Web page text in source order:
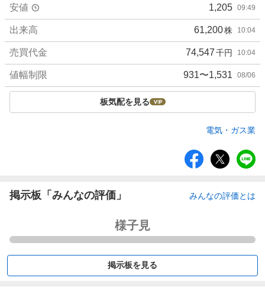
安値 1,205 09:49
出来高 61,200株 10:04
売買代金 74,547千円 10:04
値幅制限 931〜1,531 08/06
板気配を見る
電気・ガス業
ア
掲示板「みんなの評価」 みんなの評価とは
く
た
い
様子見
掲示板を見る